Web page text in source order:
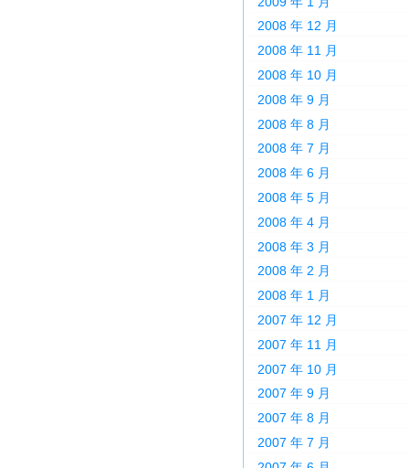
2008 年 12 月
2008 年 11 月
2008 年 10 月
2008 年 9 月
2008 年 8 月
2008 年 7 月
2008 年 6 月
2008 年 5 月
2008 年 4 月
2008 年 3 月
2008 年 2 月
2008 年 1 月
2007 年 12 月
2007 年 11 月
2007 年 10 月
2007 年 9 月
2007 年 8 月
2007 年 7 月